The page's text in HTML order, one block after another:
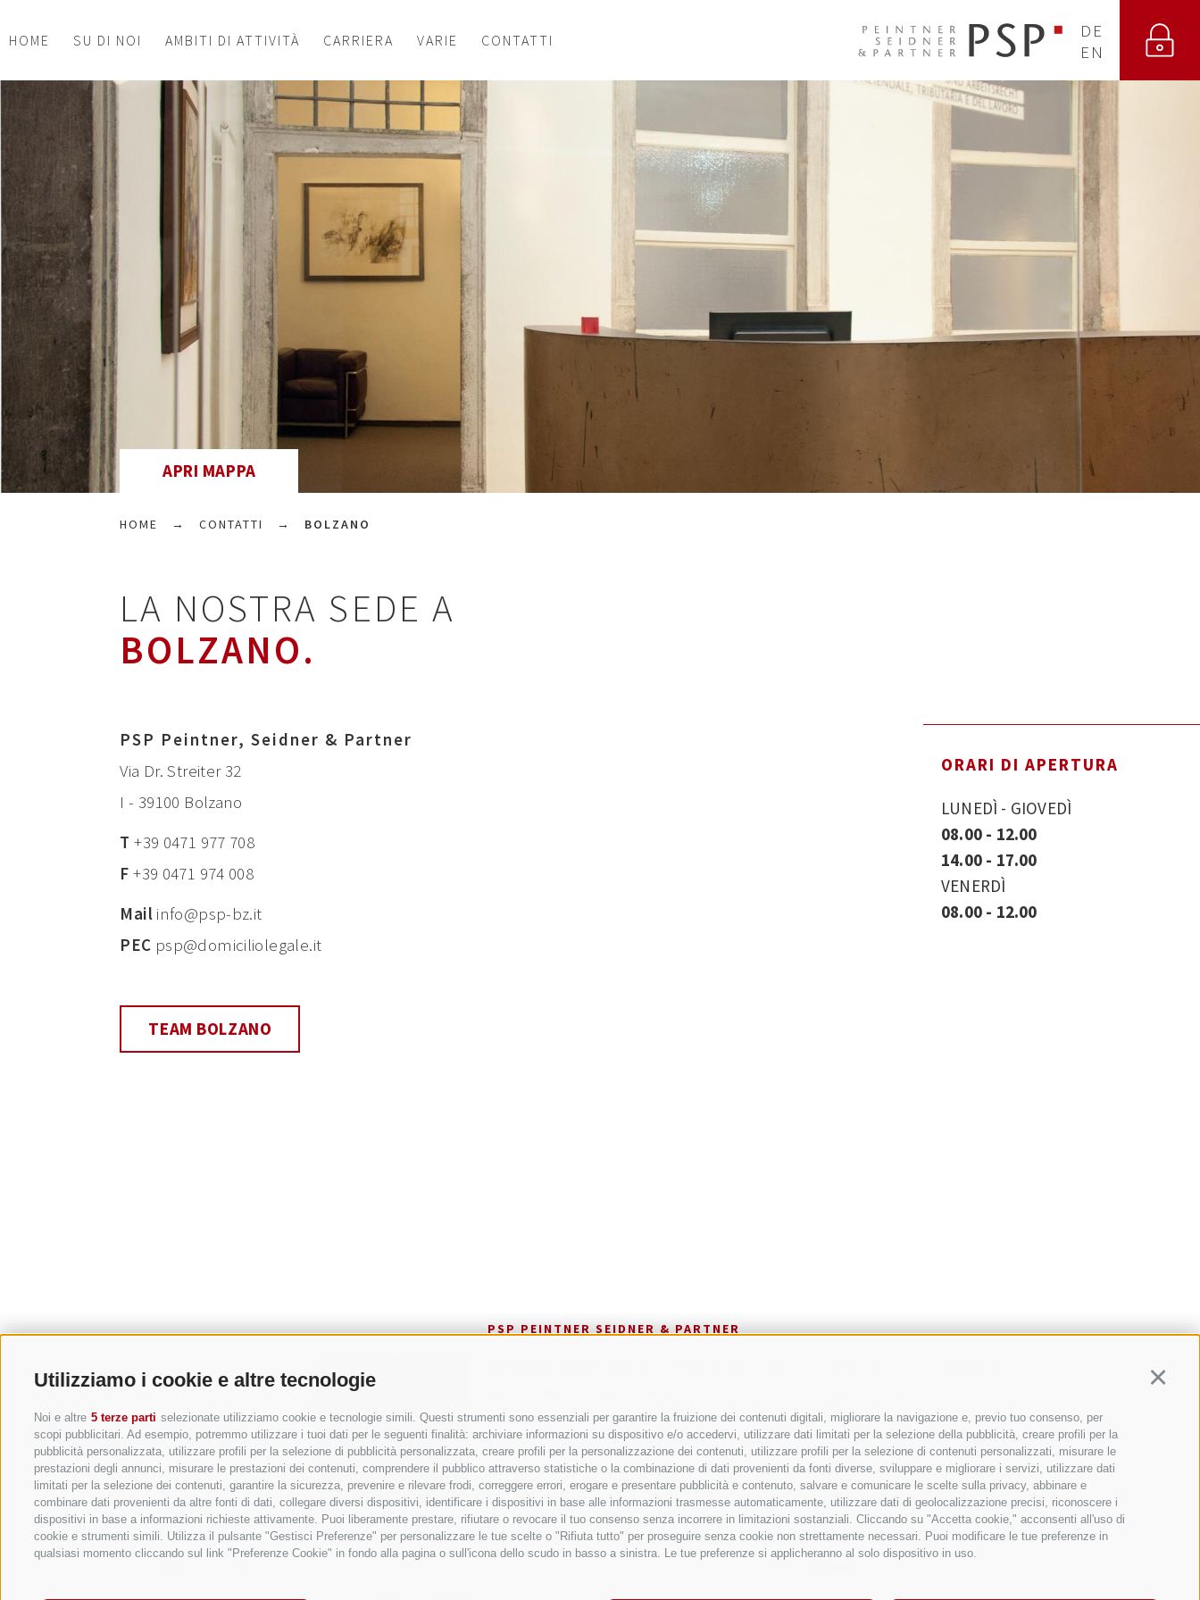
Utilizziamo i cookie e altre tecnologie
Noi e altre 5 terze parti selezionate utilizziamo cookie e tecnologie simili. Questi strumenti sono essenziali per garantire la fruizione dei contenuti digitali, migliorare la navigazione e, previo tuo consenso, per
scopi pubblicitari. Ad esempio, potremmo utilizzare i tuoi dati per le seguenti finalità: archiviare informazioni su dispositivo e/o accedervi, utilizzare dati limitati per la selezione della pubblicità, creare profili per la
pubblicità personalizzata, utilizzare profili per la selezione di pubblicità personalizzata, creare profili per la personalizzazione dei contenuti, utilizzare profili per la selezione di contenuti personalizzati, misurare le
prestazioni degli annunci, misurare le prestazioni dei contenuti, comprendere il pubblico attraverso statistiche o la combinazione di dati provenienti da fonti diverse, sviluppare e migliorare i servizi, utilizzare dati
limitati per la selezione dei contenuti, garantire la sicurezza, prevenire e rilevare frodi, correggere errori, erogare e presentare pubblicità e contenuto, salvare e comunicare le scelte sulla privacy, abbinare e
combinare dati provenienti da altre fonti di dati, collegare diversi dispositivi, identificare i dispositivi in base alle informazioni trasmesse automaticamente, utilizzare dati di geolocalizzazione precisi, riconoscere i
dispositivi in base a informazioni richieste attivamente. Puoi liberamente prestare, rifiutare o revocare il tuo consenso senza incorrere in limitazioni sostanziali. Cliccando su "Accetta cookie," acconsenti all'uso di
cookie e strumenti simili. Utilizza il pulsante "Gestisci Preferenze" per personalizzare le tue scelte o "Rifiuta tutto" per proseguire senza cookie non strettamente necessari. Puoi modificare le tue preferenze in
qualsiasi momento cliccando sul link "Preferenze Cookie" in fondo alla pagina o sull'icona dello scudo in basso a sinistra. Le tue preferenze si applicheranno al solo dispositivo in uso.
HOME SU DI NOI AMBITI DI ATTIVITÀ CARRIERA VARIE CONTATTI
DE
EN
APRI MAPPA
HOME CONTATTI BOLZANO
LA NOSTRA SEDE A
BOLZANO.
PSP Peintner, Seidner & Partner
Via Dr. Streiter 32
I - 39100 Bolzano
T +39 0471 977 708
F +39 0471 974 008
Mail info@psp-bz.it
PEC psp@domiciliolegale.it
TEAM BOLZANO
ORARI DI APERTURA
LUNEDÌ - GIOVEDÌ
08.00 - 12.00
14.00 - 17.00
VENERDÌ
08.00 - 12.00
PSP PEINTNER SEIDNER & PARTNER
VIPITENO
Via Stazione, 9f · +39 0472 766 090 · info@psp-bz.it
CHIUSA
Fraghes, 24 · +39 0472 847 547 ·
info@psp-bz.it
MONTAGNA Via Castel d'Enna 6 · +39 0471 819770 · info@psp-bz.it
RENON
Collalbo, Via del Paese, 12 · +39 0471 356 170 · info@psp-bz.it